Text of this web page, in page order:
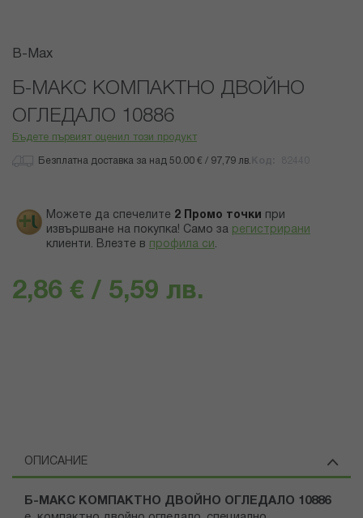
Преминете
началото
галерия
със
B-Max
Б-МАКС КОМПАКТНО ДВОЙНО
ОГЛЕДАЛО 10886
Бъдете първият оценил този продукт
Безплатна доставка за над 50.00 € / 97,79 лв.
Можете да спечелите 2 Промо точки
при
извършване на покупка! Само за регистрирани
клиенти. Влезте в профила си .
2,86 € / 5,59 лв.
ОПИСАНИЕ
Б-МАКС КОМПАКТНО ДВОЙНО ОГЛЕДАЛО 10886